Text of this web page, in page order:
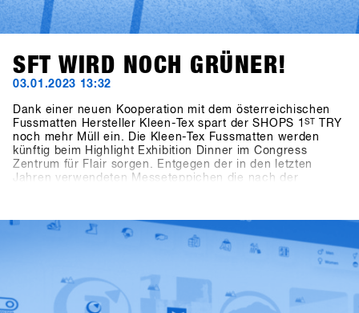
SFT WIRD NOCH GRÜNER!
03.01.2023 13:32
Dank einer neuen Kooperation mit dem österreichischen
Fussmatten Hersteller Kleen-Tex spart der SHOPS 1ST
TRY
noch mehr Müll ein. Die Kleen-Tex Fussmatten werden
künftig beim Highlight Exhibition Dinner im Congress
Zentrum für Flair sorgen. Entgegen der in den letzten
Jahren verwendeten Messeteppichen die nach der
werden. Somit ist der SHOPS 1
TRY, der dank mehrfach
verwendbaren Messestände, Green Caterings,
funktionierenden Mülltrennsystem und der eigenen
„Becher-Waschanlage“ im Aussenbereich ohnehin schon
die Richtlinien für das österreichische „Green Meeting“
Zertifikat erfüllt einer der umweltfreundlichsten Messen der
Sportartikel Branche.